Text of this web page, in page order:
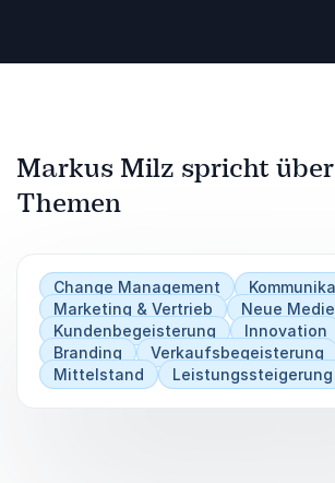
Markus Milz spricht
Themen
Change Management
Marketing & Vertrieb
Neue
Kundenbegeisterung
Innovation
Branding
Verkaufsbegeisterung
Mittelstand
Leistungssteigerung